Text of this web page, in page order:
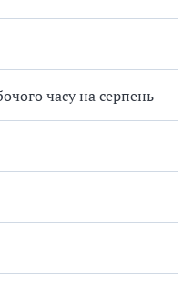
часу на серпень